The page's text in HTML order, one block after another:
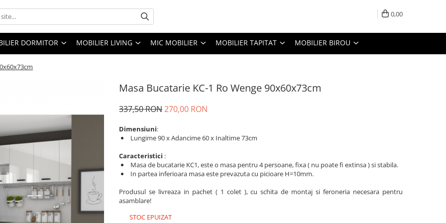
0,00
DORMITOR MOBILIER LIVING MIC MOBILIER MOBILIER TAPITAT MOBILIER BIROU
Masa Bucatarie KC-1 Ro Wenge 90x60x73cm
337,50 RON270,00 RON
Dimensiuni:
Lungime 90 x Adancime 60 x Inaltime 73cm
Caracteristici :
Masa de bucatarie KC1, este o masa pentru 4 persoane, fixa ( nu poate fi extinsa ) si stabila.
In partea inferioara masa este prevazuta cu picioare H=10mm.
Produsul se livreaza in pachet ( 1 colet ), cu schita de montaj si feroneria necesara pentru
asamblare!
STOC EPUIZAT